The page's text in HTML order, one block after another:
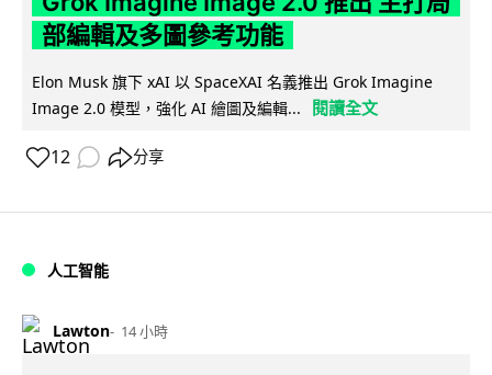
部編輯及多圖參考功能
Elon Musk 旗下 xAI 以 SpaceXAI 名義推出 Grok Imagine
Image 2.0 模型，強化 AI 繪圖及編輯...
閱讀全文
12 分享
人工智能
Lawton 14 小時